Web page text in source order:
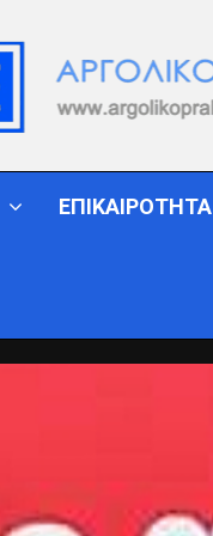
ΕΠΙΚΑΙΡΟΤΗΤΑ